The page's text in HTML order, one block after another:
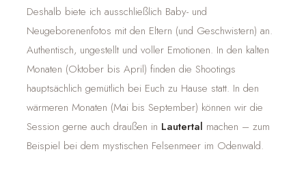
Deshalb biete ich ausschließlich Baby- und
Neugeborenenfotos mit den Eltern (und Geschwistern) an.
Authentisch, ungestellt und voller Emotionen. In den kalten
Monaten (Oktober bis April) finden die Shootings
hauptsächlich gemütlich bei Euch zu Hause statt. In den
wärmeren Monaten (Mai bis September) können wir die
Session gerne auch draußen in Lautertal machen – zum
Beispiel bei dem mystischen Felsenmeer im Odenwald.